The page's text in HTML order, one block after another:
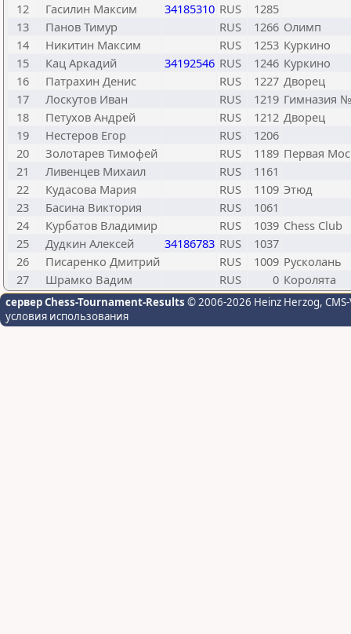
12
Гасилин Максим 34185310 RUS
1285
13
Панов Тимур RUS 1266 Олимп
14
Никитин Максим RUS 1253 Куркино
15
Кац Аркадий 34192546 RUS 1246 Куркино
16
Патрахин Денис RUS 1227 Дворец
17
Лоскутов Иван RUS 1219 Гимназия
18
Петухов Андрей RUS 1212 Дворец
19
Нестеров Егор RUS
1206
20
Золотарев Тимофей RUS 1189 Первая
21
Ливенцев Михаил RUS
1161
22
Кудасова Мария RUS 1109 Этюд
23
Басина Виктория RUS
1061
24
Курбатов Владимир RUS 1039 Chess Club
25
Дудкин Алексей 34186783 RUS
1037
26
Писаренко Дмитрий RUS 1009 Русколань
27
Шрамко Вадим RUS 0 Королята
сервер Chess-Tournament-Results © 2006-2026 Heinz Herzog,
условия использования